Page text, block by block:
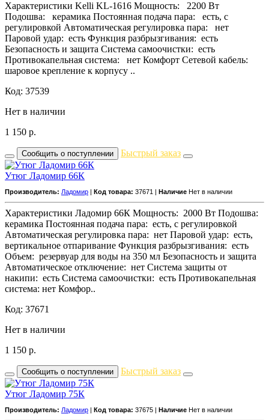
Характеристики Kelli KL-1616 Мощность: 2200 Вт
Подошва: керамика Постоянная подача пара: есть, с
регулировкой Автоматическая регулировка пара: нет
Паровой удар: есть Функция разбрызгивания: есть
Безопасность и защита Система самоочистки: есть
Противокапельная система: нет Комфорт Сетевой кабель:
шаровое крепление к корпусу ..
Код: 37539
Нет в наличии
1 150 р.
Сообщить о поступлении Быстрый заказ
Утюг Ладомир 66К
Производитель: Ладомир Код товара: 37671 | Наличие Нет в наличии
Характеристики Ладомир 66К Мощность: 2000 Вт Подошва:
керамика Постоянная подача пара: есть, с регулировкой
Автоматическая регулировка пара: нет Паровой удар: есть,
вертикальное отпаривание Функция разбрызгивания: есть
Объем: резервуар для воды на 350 мл Безопасность и защита
Автоматическое отключение: нет Система защиты от
накипи: есть Система самоочистки: есть Противокапельная
система: нет Комфор..
Код: 37671
Нет в наличии
1 150 р.
Сообщить о поступлении Быстрый заказ
Утюг Ладомир 75К
Производитель: Ладомир Код товара: 37675 | Наличие Нет в наличии